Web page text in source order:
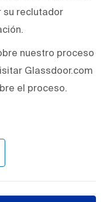
su reclutador
nuestro proceso
Glassdoor.com
el proceso.